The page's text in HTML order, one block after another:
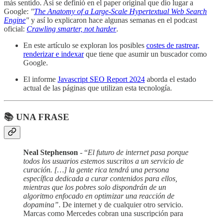
más sentido. Así se definió en el paper original que dio lugar a
Google: "The Anatomy of a Large-Scale Hypertextual Web Search
Engine" y así lo explicaron hace algunas semanas en el podcast
oficial: Crawling smarter, not harder.
En este artículo se exploran los posibles costes de rastrear,
renderizar e indexarque tiene que asumir un buscador como
Google.
El informe Javascript SEO Report 2024 aborda el estado
actual de las páginas que utilizan esta tecnología.
📚 UNA FRASE
Neal Stephenson - “El futuro de internet pasa porque
todos los usuarios estemos suscritos a un servicio de
curación. […] la gente rica tendrá una persona
específica dedicada a curar contenidos para ellos,
mientras que los pobres solo dispondrán de un
algoritmo enfocado en optimizar una reacción de
dopamina”. De internet y de cualquier otro servicio.
Marcas como Mercedes cobran una suscripción para